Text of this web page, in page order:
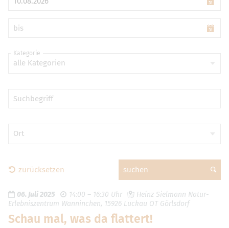
bis
alle Kategorien
Kategorie
Suchbegriff
Ort
zurücksetzen suchen
06. Juli 2025 14:00 – 16:30 Uhr
Heinz Sielmann Natur-
Erlebniszentrum Wanninchen, 15926 Luckau OT Görlsdorf
Schau mal, was da flattert!